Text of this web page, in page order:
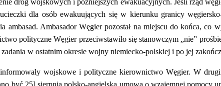
dla osób ewakuujących się w kierunku granicy
Ambasador Węgier pozostał na miejscu do końca, co
polityczne Węgier przeciwstawiło się stanowczym „nie”
w ostatnim okresie wojny niemiecko-polskiej i po jej
wojskowe i polityczne kierownictwo Węgier. W
być 25] sierpnia polsko-angielska umowa o wzajemnej pomocy